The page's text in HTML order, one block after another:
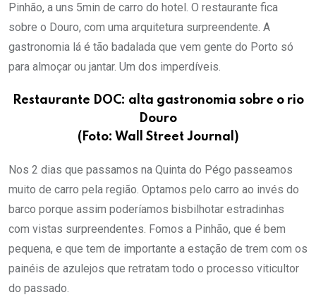
Pinhão, a uns 5min de carro do hotel. O restaurante fica
sobre o Douro, com uma arquitetura surpreendente. A
gastronomia lá é tão badalada que vem gente do Porto só
para almoçar ou jantar. Um dos imperdíveis.
Restaurante DOC: alta gastronomia sobre o rio
Douro
(Foto: Wall Street Journal)
Nos 2 dias que passamos na Quinta do Pégo passeamos
muito de carro pela região. Optamos pelo carro ao invés do
barco porque assim poderíamos bisbilhotar estradinhas
com vistas surpreendentes. Fomos a Pinhão, que é bem
pequena, e que tem de importante a estação de trem com os
painéis de azulejos que retratam todo o processo viticultor
do passado.